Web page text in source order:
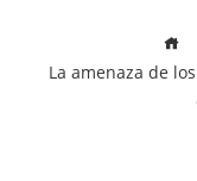
La amenaza de